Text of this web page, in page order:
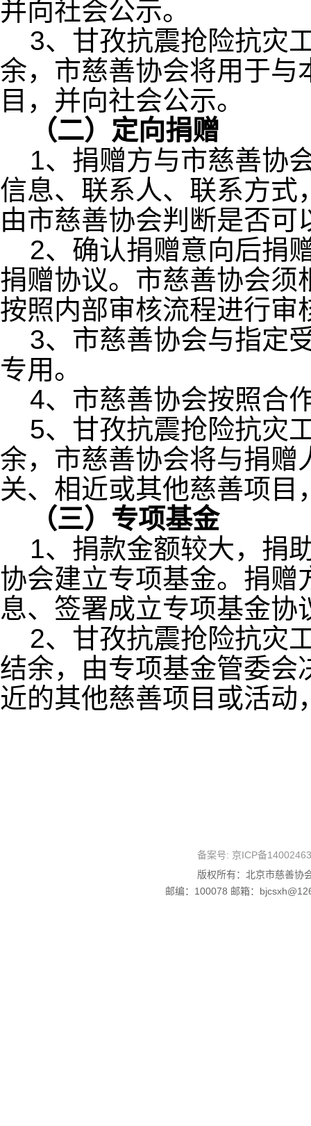
并向社会公示。
3、甘孜抗震抢险抗灾
余，市慈善协会将用于与
目，并向社会公示。
（二）定向捐赠
1、捐赠方与市慈善协
信息、联系人、联系方式
由市慈善协会判断是否可
2、确认捐赠意向后捐
捐赠协议。市慈善协会须
按照内部审核流程进行审
3、市慈善协会与指定
专用。
4、市慈善协会按照合
5、甘孜抗震抢险抗灾
余，市慈善协会将与捐赠
关、相近或其他慈善项目
（三）专项基金
1、捐款金额较大，捐
协会建立专项基金。捐赠
息、签署成立专项基金
2、甘孜抗震抢险抗灾
结余，由专项基金管委会
近的其他慈善项目或活动
备案号: 京ICP备
版权所有：北京市慈善协
邮编：100078 邮箱：